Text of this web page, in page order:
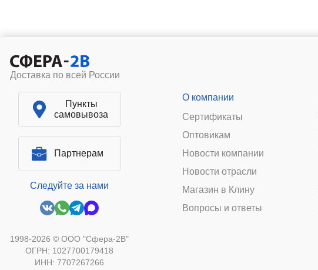
Доставка по всей России
Пункты
самовывоза
Партнерам
Следуйте за нами
1998-2026 © ООО "Сфера-2В"
ОГРН: 1027700179418
ИНН: 7707267266
О компании
Сертификаты
Оптовикам
Новости компании
Новости отрасли
Магазин в Клину
Вопросы и ответы